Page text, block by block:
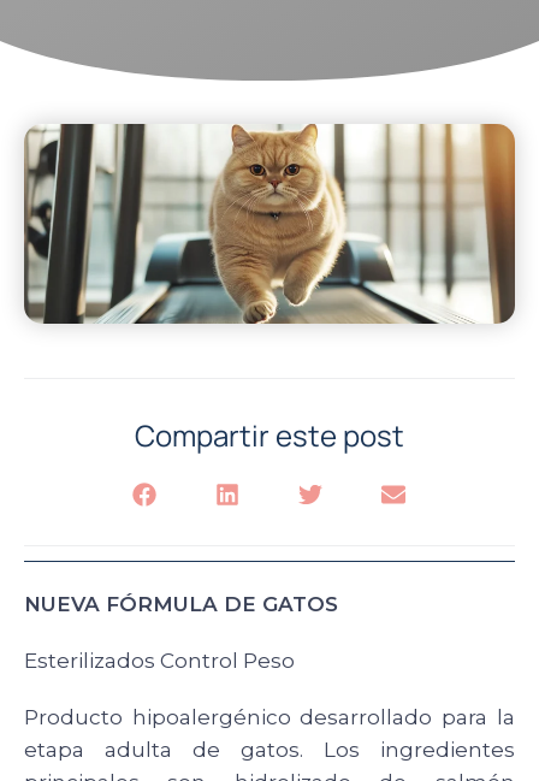
Compartir este post
NUEVA FÓRMULA DE GATOS
Esterilizados Control Peso
Producto hipoalergénico desarrollado para la
etapa adulta de gatos. Los ingredientes